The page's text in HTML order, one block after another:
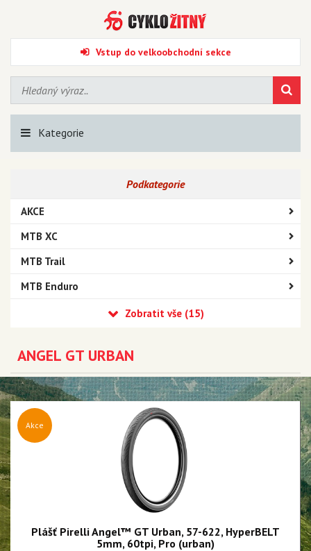
Vstup do velkoobchodní sekce
Kategorie
Podkategorie
AKCE
MTB XC
MTB Trail
MTB Enduro
Silniční Závodní
Silniční Endurance
Silniční galusky
Gravel a Cyklokrosové
Trekingové a městské
Angel GT Urban
ANGEL GT URBAN
Akce
Plášť Pirelli Angel™ GT Urban, 57-622, HyperBELT
5mm, 60tpi, Pro (urban)